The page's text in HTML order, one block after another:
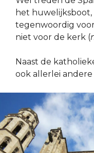
het
tegenwoordig
niet voor de kerk (
Naast de
ook allerlei andere